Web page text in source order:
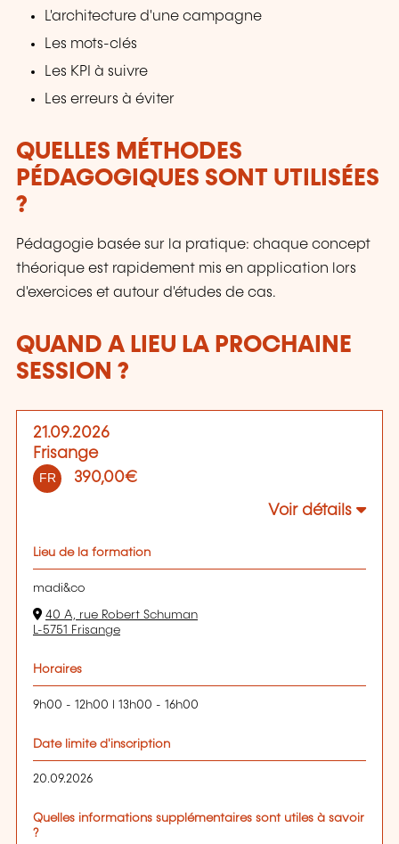
L'architecture d'une campagne
Les mots-clés
Les KPI à suivre
Les erreurs à éviter
QUELLES MÉTHODES
PÉDAGOGIQUES SONT UTILISÉES
?
Pédagogie basée sur la pratique: chaque concept
théorique est rapidement mis en application lors
d'exercices et autour d'études de cas.
QUAND A LIEU LA PROCHAINE
SESSION ?
21.09.2026
Frisange
FR 390,00€
Voir détails
Lieu de la formation
madi&co
40 A, rue Robert Schuman
L-5751 Frisange
Horaires
9h00 - 12h00 l 13h00 - 16h00
Date limite d'inscription
20.09.2026
Quelles informations supplémentaires sont utiles à savoir
?